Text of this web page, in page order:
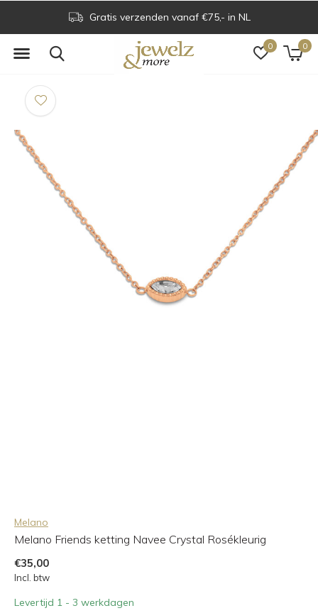
0 0
Gratis verzenden vanaf €75,- in NL
Melano
Melano Friends ketting Navee Crystal Rosékleurig
€35,00
Incl. btw
Levertijd 1 - 3 werkdagen